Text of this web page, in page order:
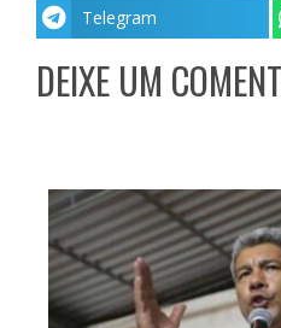
Telegram
DEIXE UM